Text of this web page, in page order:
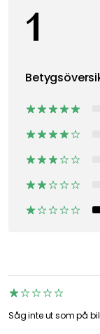
1
Såg inte ut som på